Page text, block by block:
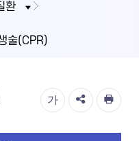
환
술(CPR)
가